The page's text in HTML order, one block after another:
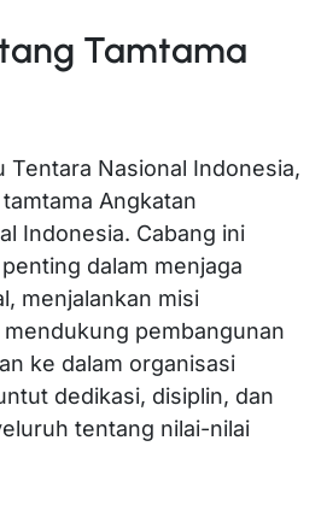
Tamtama
Tentara Nasional Indonesia,
Angkatan
Indonesia. Cabang ini
dalam menjaga
menjalankan misi
pembangunan
ke dalam organisasi
dedikasi, disiplin, dan
tentang nilai-nilai